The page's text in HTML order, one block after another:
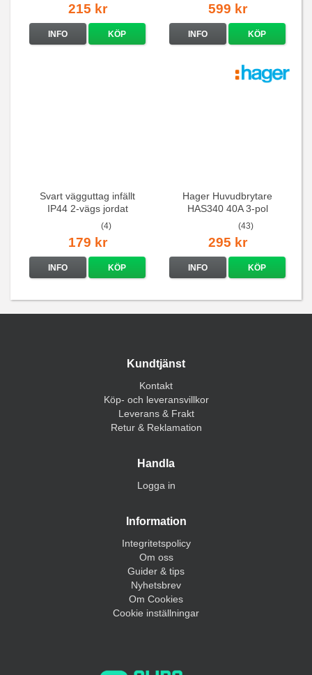
215 kr
INFO KÖP
599 kr
INFO KÖP
Svart vägguttag infällt
IP44 2-vägs jordat
(4)
179 kr
INFO KÖP
Hager Huvudbrytare
HAS340 40A 3-pol
(43)
295 kr
INFO KÖP
Kundtjänst
Kontakt
Köp- och leveransvillkor
Leverans & Frakt
Retur & Reklamation
Handla
Logga in
Information
Integritetspolicy
Om oss
Guider & tips
Nyhetsbrev
Om Cookies
Cookie inställningar